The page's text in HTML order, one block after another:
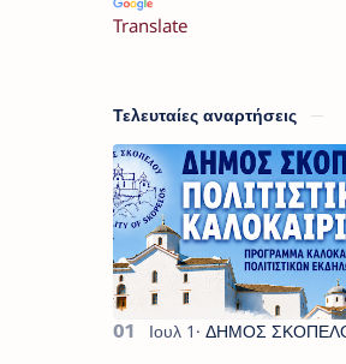
Translate
Τελευταίες αναρτήσεις